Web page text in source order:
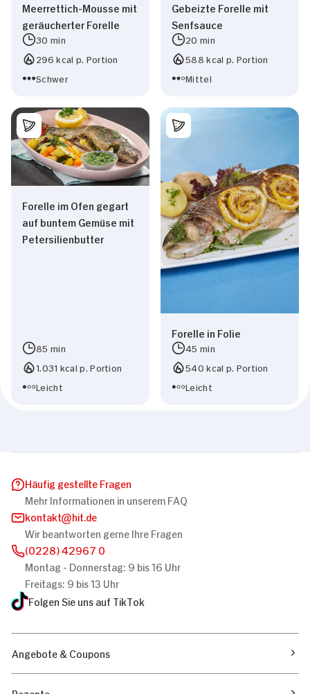
Meerrettich-Mousse mit
geräucherter Forelle
30 min
296 kcal p. Portion
Schwer
Gebeizte Forelle mit
Senfsauce
20 min
588 kcal p. Portion
Mittel
Forelle im Ofen gegart
auf buntem Gemüse mit
Petersilienbutter
85 min
1.031 kcal p. Portion
Leicht
Forelle in Folie
45 min
540 kcal p. Portion
Leicht
Häufig gestellte Fragen
Mehr Informationen in unserem FAQ
kontakt
hit.de
Wir beantworten gerne Ihre Fragen
(0228) 42967 0
Montag - Donnerstag: 9 bis 16 Uhr
Freitags: 9 bis 13 Uhr
Folgen Sie uns auf TikTok
Angebote & Coupons